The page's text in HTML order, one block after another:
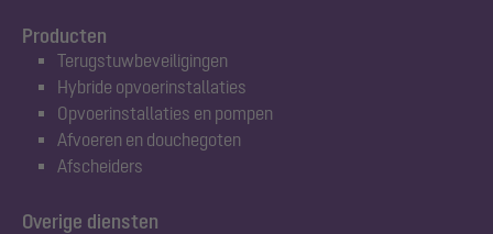
Producten
Terugstuwbeveiligingen
Hybride opvoerinstallaties
Opvoerinstallaties en pompen
Afvoeren en douchegoten
Afscheiders
Overige diensten